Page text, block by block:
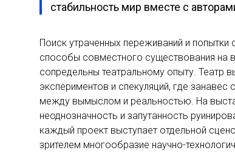
стабильность мир вместе с
Поиск утраченных переживаний и попытки
способы совместного существования на
сопредельны театральному опыту. Театр
экспериментов и спекуляций, где занавес
между вымыслом и реальностью. На
неоднозначность и запутанность
каждый проект выступает отдельной
зрителем многообразие научно-